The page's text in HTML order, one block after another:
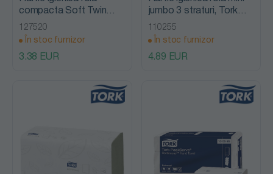
compacta Soft Twin
Mid-Size, Tork
127520
În stoc furnizor
3.38 EUR
jumbo 3 straturi, Tork
Extra Soft
110255
În stoc furnizor
4.89 EUR